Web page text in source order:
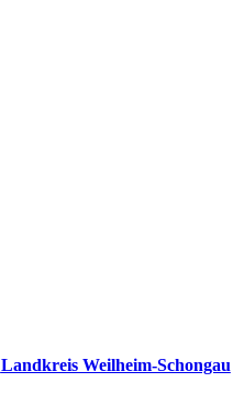
Landkreis Weilheim-Schongau